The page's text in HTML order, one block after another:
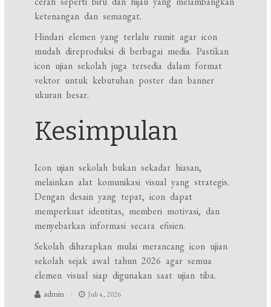
ketenangan dan semangat.
Hindari elemen yang terlalu rumit agar icon
mudah direproduksi di berbagai media. Pastikan
icon ujian sekolah juga tersedia dalam format
vektor untuk kebutuhan poster dan banner
ukuran besar.
Kesimpulan
Icon ujian sekolah bukan sekadar hiasan,
melainkan alat komunikasi visual yang strategis.
Dengan desain yang tepat, icon dapat
memperkuat identitas, memberi motivasi, dan
menyebarkan informasi secara efisien.
Sekolah diharapkan mulai merancang icon ujian
sekolah sejak awal tahun 2026 agar semua
elemen visual siap digunakan saat ujian tiba.
admin Juli 4, 2026